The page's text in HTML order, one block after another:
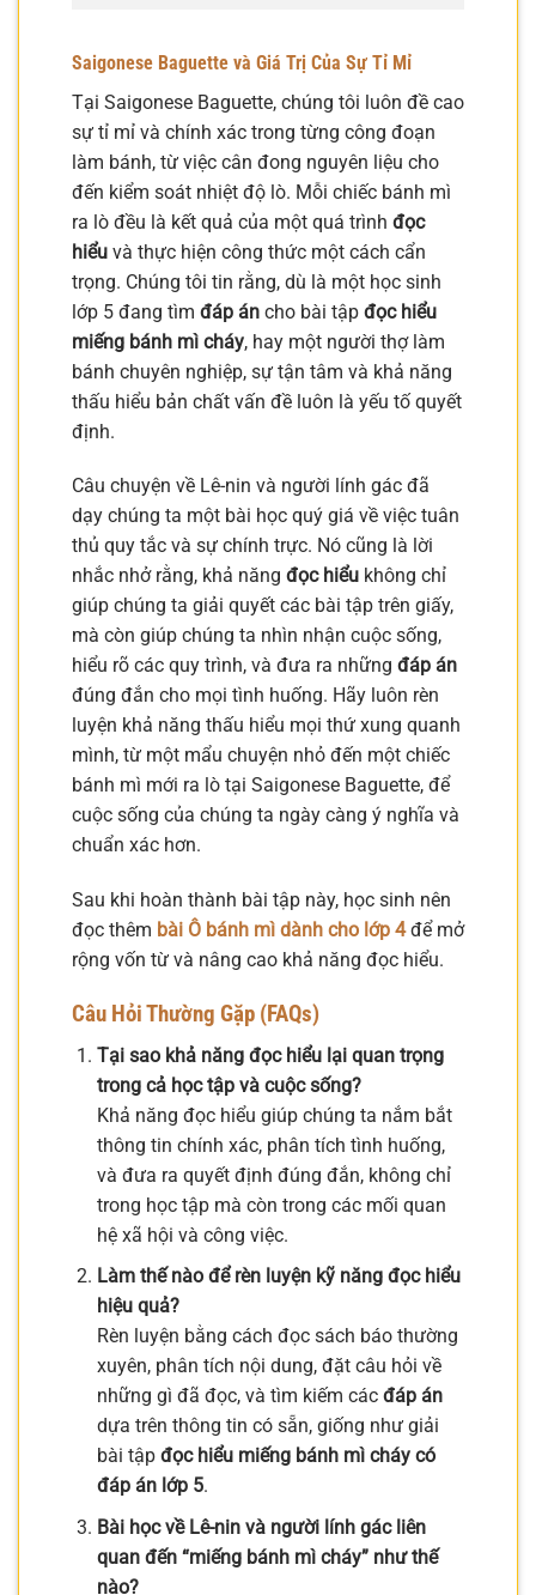
Saigonese Baguette và Giá Trị Của Sự Tỉ Mỉ
Tại Saigonese Baguette, chúng tôi luôn đề cao
sự tỉ mỉ và chính xác trong từng công đoạn
làm bánh, từ việc cân đong nguyên liệu cho
đến kiểm soát nhiệt độ lò. Mỗi chiếc bánh mì
ra lò đều là kết quả của một quá trình đọc
hiểu và thực hiện công thức một cách cẩn
trọng. Chúng tôi tin rằng, dù là một học sinh
lớp 5 đang tìm đáp án cho bài tập đọc hiểu
miếng bánh mì cháy, hay một người thợ làm
bánh chuyên nghiệp, sự tận tâm và khả năng
thấu hiểu bản chất vấn đề luôn là yếu tố quyết
định.
Câu chuyện về Lê-nin và người lính gác đã
dạy chúng ta một bài học quý giá về việc tuân
thủ quy tắc và sự chính trực. Nó cũng là lời
nhắc nhở rằng, khả năng đọc hiểu không chỉ
giúp chúng ta giải quyết các bài tập trên giấy,
mà còn giúp chúng ta nhìn nhận cuộc sống,
hiểu rõ các quy trình, và đưa ra những đáp án
đúng đắn cho mọi tình huống. Hãy luôn rèn
luyện khả năng thấu hiểu mọi thứ xung quanh
mình, từ một mẩu chuyện nhỏ đến một chiếc
bánh mì mới ra lò tại Saigonese Baguette, để
cuộc sống của chúng ta ngày càng ý nghĩa và
chuẩn xác hơn.
Sau khi hoàn thành bài tập này, học sinh nên
đọc thêm bài Ô bánh mì dành cho lớp 4để mở
rộng vốn từ và nâng cao khả năng đọc hiểu.
Câu Hỏi Thường Gặp (FAQs)
Tại sao khả năng đọc hiểu lại quan trọng
trong cả học tập và cuộc sống?
Khả năng đọc hiểu giúp chúng ta nắm bắt
thông tin chính xác, phân tích tình huống,
và đưa ra quyết định đúng đắn, không chỉ
trong học tập mà còn trong các mối quan
hệ xã hội và công việc.
Làm thế nào để rèn luyện kỹ năng đọc hiểu
hiệu quả?
Rèn luyện bằng cách đọc sách báo thường
xuyên, phân tích nội dung, đặt câu hỏi về
những gì đã đọc, và tìm kiếm các đáp án
dựa trên thông tin có sẵn, giống như giải
bài tập đọc hiểu miếng bánh mì cháy có
đáp án lớp 5.
Bài học về Lê-nin và người lính gác liên
quan đến “miếng bánh mì cháy” như thế
nào?